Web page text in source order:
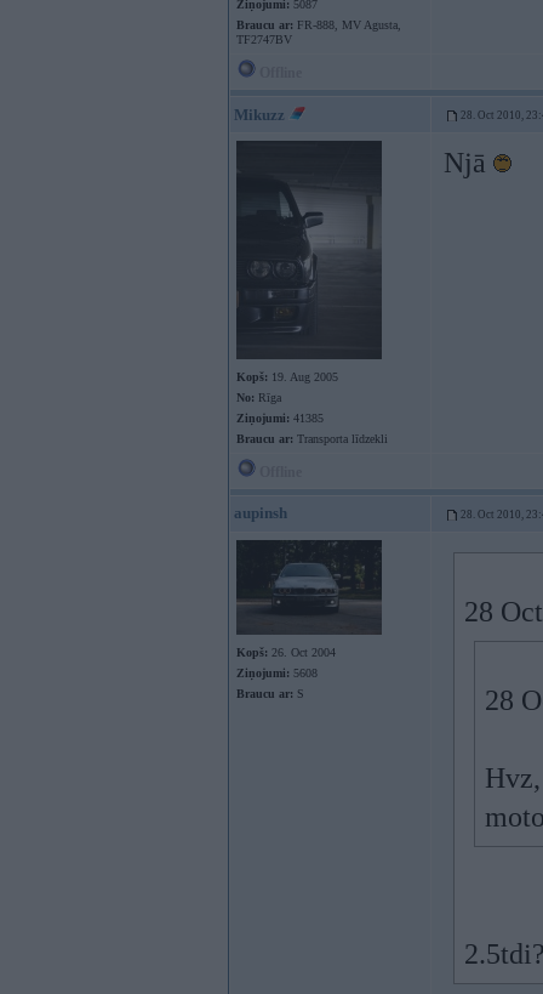
Ziņojumi: 5087
Braucu ar: FR-888, MV Agusta,
TF2747BV
Mikuzz 28. Oct 2010,
Kopš: 19. Aug 2005
No: Rīga
Ziņojumi: 41385
Braucu ar: Transporta līdzekli
Njā
aupinsh 28. Oct 2010,
Kopš: 26. Oct 2004
Ziņojumi: 5608
Braucu ar: S
28
28